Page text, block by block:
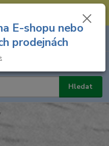
nářadí: 731 449 423 --
Hledat
za
E-shopu nebo
prodejnách